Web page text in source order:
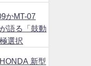
かMT-07
語る「鼓動
選択
新型